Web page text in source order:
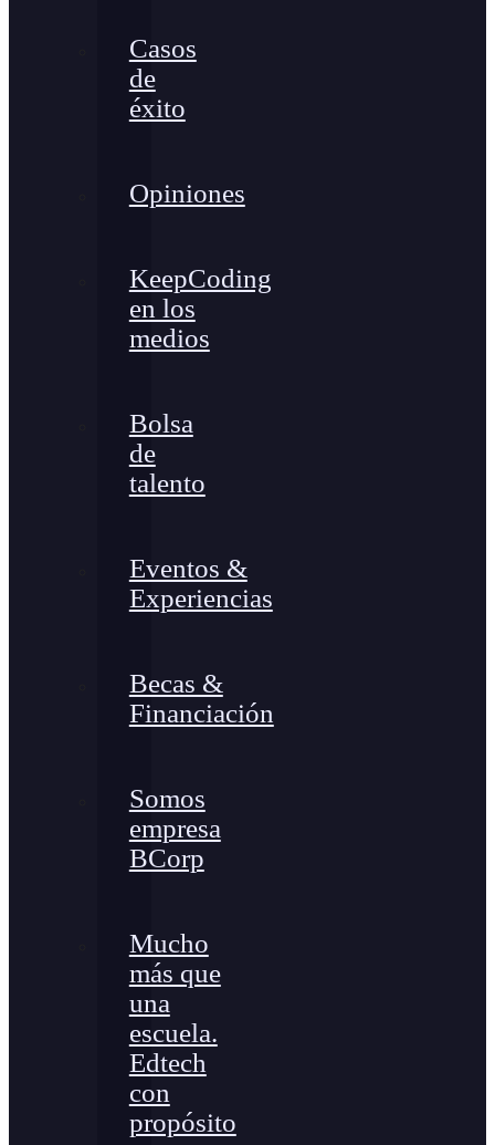
Casos
de
éxito
Opiniones
KeepCoding
en los
medios
Bolsa
de
talento
Eventos &
Experiencias
Becas &
Financiación
Somos
empresa
BCorp
Mucho
más que
una
escuela.
Edtech
con
propósito